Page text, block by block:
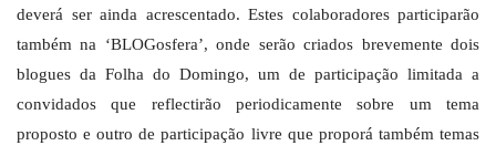
deverá ser ainda acrescentado. Estes colaboradores participarão
também na ‘BLOGosfera’, onde serão criados brevemente dois
blogues da Folha do Domingo, um de participação limitada a
convidados que reflectirão periodicamente sobre um tema
proposto e outro de participação livre que proporá também temas